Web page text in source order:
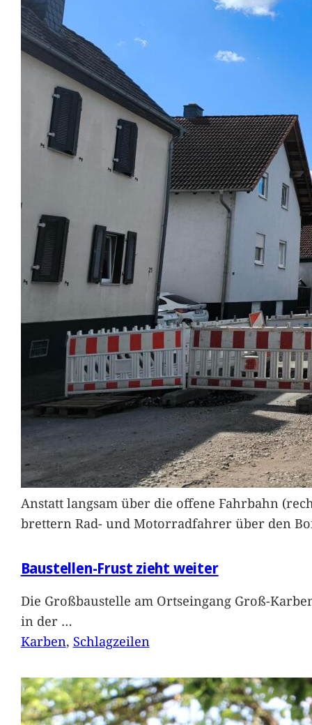
Anstatt langsam über die offene Fahrbahn
brettern Rad- und Motorradfahrer über den
Baustellen-Frust zieht weiter
Die Großbaustelle am Ortseingang Groß-
in der …
Karben, Schlagzeilen